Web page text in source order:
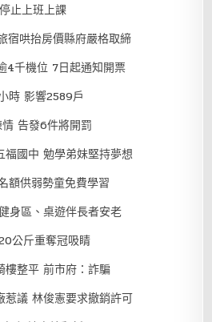
止上班上課
宿哄抬房價縣府嚴格取締
4千機位 7日起通知開票
時 影響2589戶
告發6件將開罰
福國中 勉學弟妹堅持夢想
額供弱勢童免費學習
身區、桌遊伴長者安老
公斤重奪冠吸睛
樓整平 前市府：詐騙
惹議 林俊憲要求撤銷許可